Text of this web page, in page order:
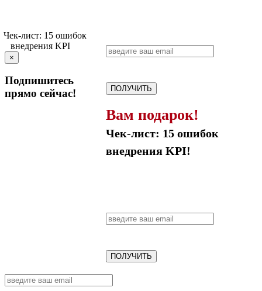
ПОЛУЧИТЬ
Вам подарок!
Чек-лист: 15 ошибок
внедрения KPI!
ПОЛУЧИТЬ
×
Подпишитесь
прямо сейчас!